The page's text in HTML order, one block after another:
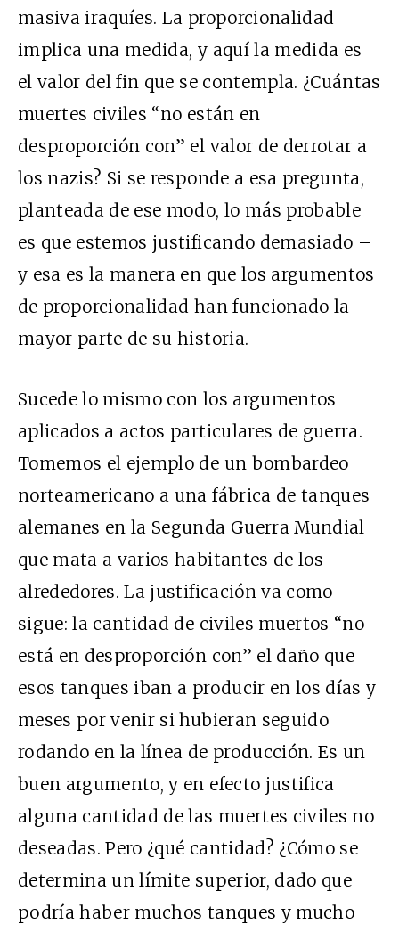
masiva iraquíes. La proporcionalidad
implica una medida, y aquí la medida es
el valor del fin que se contempla. ¿Cuántas
muertes civiles “no están en
desproporción con” el valor de derrotar a
los nazis? Si se responde a esa pregunta,
planteada de ese modo, lo más probable
es que estemos justificando demasiado –
y esa es la manera en que los argumentos
de proporcionalidad han funcionado la
mayor parte de su historia.
Sucede lo mismo con los argumentos
aplicados a actos particulares de guerra.
Tomemos el ejemplo de un bombardeo
norteamericano a una fábrica de tanques
alemanes en la Segunda Guerra Mundial
que mata a varios habitantes de los
alrededores. La justificación va como
sigue: la cantidad de civiles muertos “no
está en desproporción con” el daño que
esos tanques iban a producir en los días y
meses por venir si hubieran seguido
rodando en la línea de producción. Es un
buen argumento, y en efecto justifica
alguna cantidad de las muertes civiles no
deseadas. Pero ¿qué cantidad? ¿Cómo se
determina un límite superior, dado que
podría haber muchos tanques y mucho